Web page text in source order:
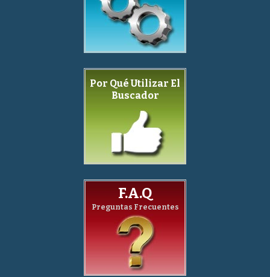
Por Qué Utilizar El
Buscador
F.A.Q
Preguntas Frecuentes